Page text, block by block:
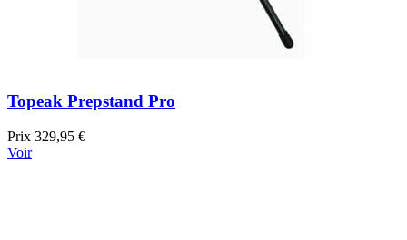
Topeak Prepstand Pro
Prix 329,95 €
Voir